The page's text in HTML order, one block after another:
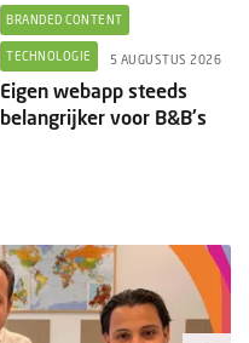
BRANDED CONTENT
TECHNOLOGIE 5 AUGUSTUS 2026
Eigen webapp steeds
belangrijker voor B&B's